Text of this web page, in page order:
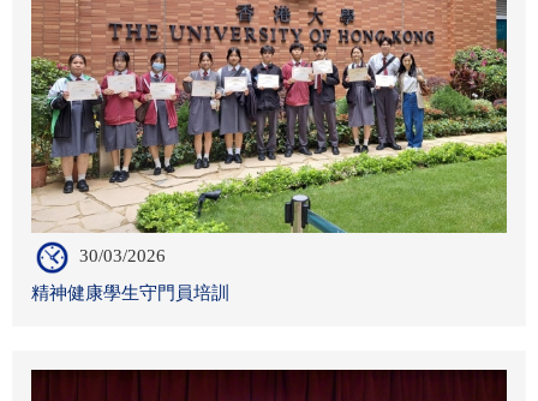
30/03/2026
精神健康學生守門員培訓